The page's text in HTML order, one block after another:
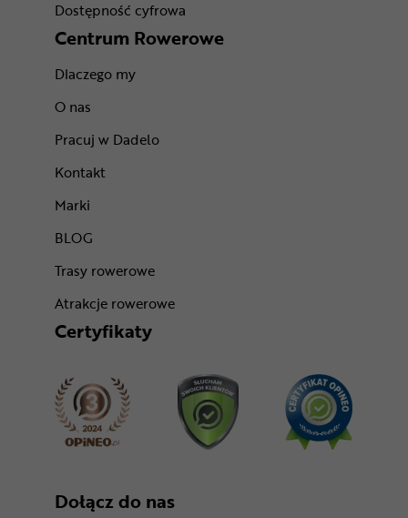
Dostępność cyfrowa
Centrum Rowerowe
Dlaczego my
O nas
Pracuj w Dadelo
Kontakt
Marki
BLOG
Trasy rowerowe
Atrakcje rowerowe
Certyfikaty
Dołącz do nas